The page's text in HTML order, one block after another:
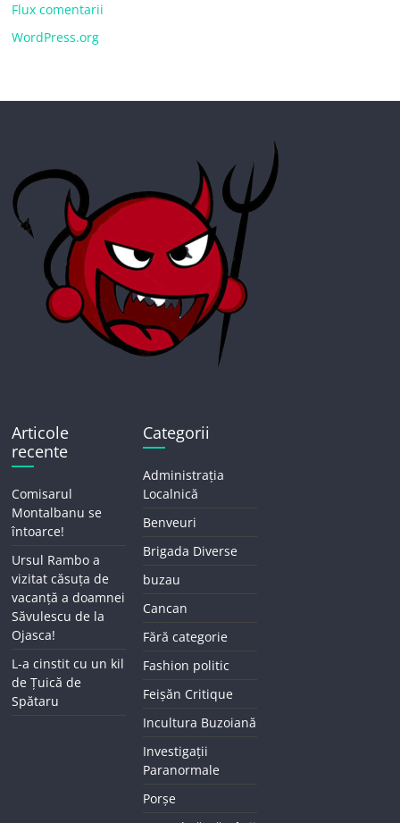
Flux comentarii
WordPress.org
Articole
recente
Comisarul
Montalbanu se
întoarce!
Ursul Rambo a
vizitat căsuța de
vacanță a doamnei
Săvulescu de la
Ojasca!
L-a cinstit cu un kil
de Țuică de
Spătaru
Categorii
Administrația
Localnică
Benveuri
Brigada Diverse
buzau
Cancan
Fără categorie
Fashion politic
Feișăn Critique
Incultura Buzoiană
Investigații
Paranormale
Porșe